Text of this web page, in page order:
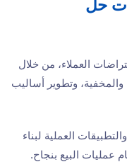
حل
العملاء، من خلال
وتطوير أساليب
العملية لبناء
عمليات البيع بنجاح.